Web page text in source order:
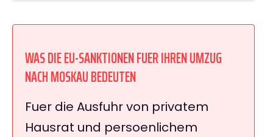
WAS DIE EU-SANKTIONEN FUER IHREN UMZUG
NACH MOSKAU BEDEUTEN
Fuer die Ausfuhr von privatem
Hausrat und persoenlichem